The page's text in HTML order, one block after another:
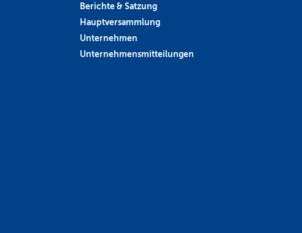
Berichte & Satzung
Hauptversammlung
Unternehmen
Unternehmensmitteilungen